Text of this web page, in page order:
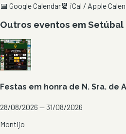
📅 Google Calendar📆 iCal / Apple
Outros eventos em Setúbal
Festas em honra de N. Sra. de
28/08/2026 — 31/08/2026
Montijo